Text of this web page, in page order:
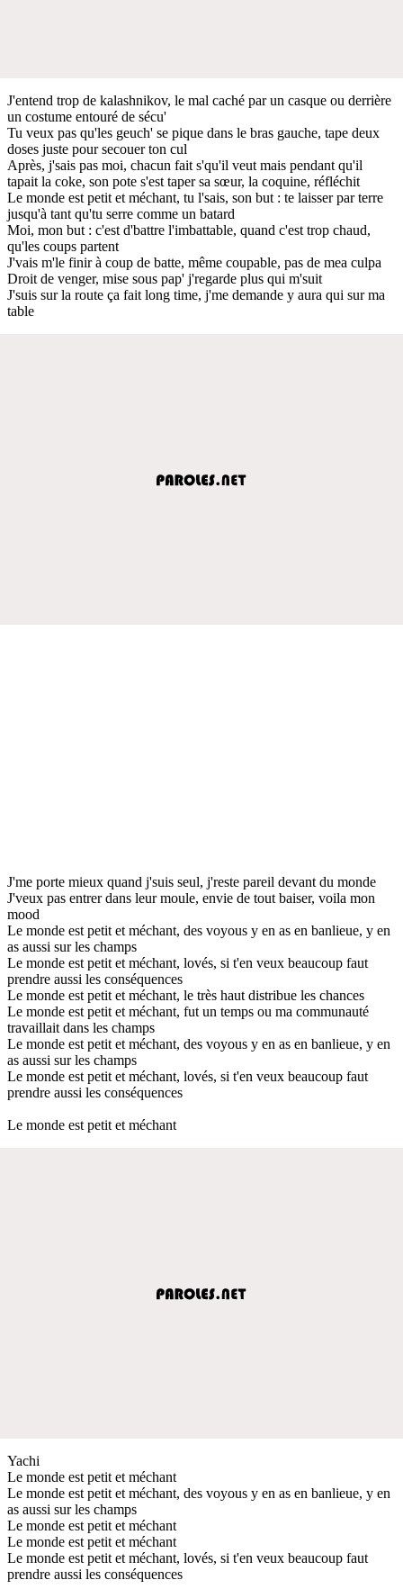
J'entend trop de kalashnikov, le mal caché par un casque ou derrière
un costume entouré de sécu'
Tu veux pas qu'les geuch' se pique dans le bras gauche, tape deux
doses juste pour secouer ton cul
Après, j'sais pas moi, chacun fait s'qu'il veut mais pendant qu'il
tapait la coke, son pote s'est taper sa sœur, la coquine, réfléchit
Le monde est petit et méchant, tu l'sais, son but : te laisser par terre
jusqu'à tant qu'tu serre comme un batard
Moi, mon but : c'est d'battre l'imbattable, quand c'est trop chaud,
qu'les coups partent
J'vais m'le finir à coup de batte, même coupable, pas de mea culpa
Droit de venger, mise sous pap' j'regarde plus qui m'suit
J'suis sur la route ça fait long time, j'me demande y aura qui sur ma
table
J'me porte mieux quand j'suis seul, j'reste pareil devant du monde
J'veux pas entrer dans leur moule, envie de tout baiser, voila mon
mood
Le monde est petit et méchant, des voyous y en as en banlieue, y en
as aussi sur les champs
Le monde est petit et méchant, lovés, si t'en veux beaucoup faut
prendre aussi les conséquences
Le monde est petit et méchant, le très haut distribue les chances
Le monde est petit et méchant, fut un temps ou ma communauté
travaillait dans les champs
Le monde est petit et méchant, des voyous y en as en banlieue, y en
as aussi sur les champs
Le monde est petit et méchant, lovés, si t'en veux beaucoup faut
prendre aussi les conséquences
Le monde est petit et méchant
Yachi
Le monde est petit et méchant
Le monde est petit et méchant, des voyous y en as en banlieue, y en
as aussi sur les champs
Le monde est petit et méchant
Le monde est petit et méchant
Le monde est petit et méchant, lovés, si t'en veux beaucoup faut
prendre aussi les conséquences